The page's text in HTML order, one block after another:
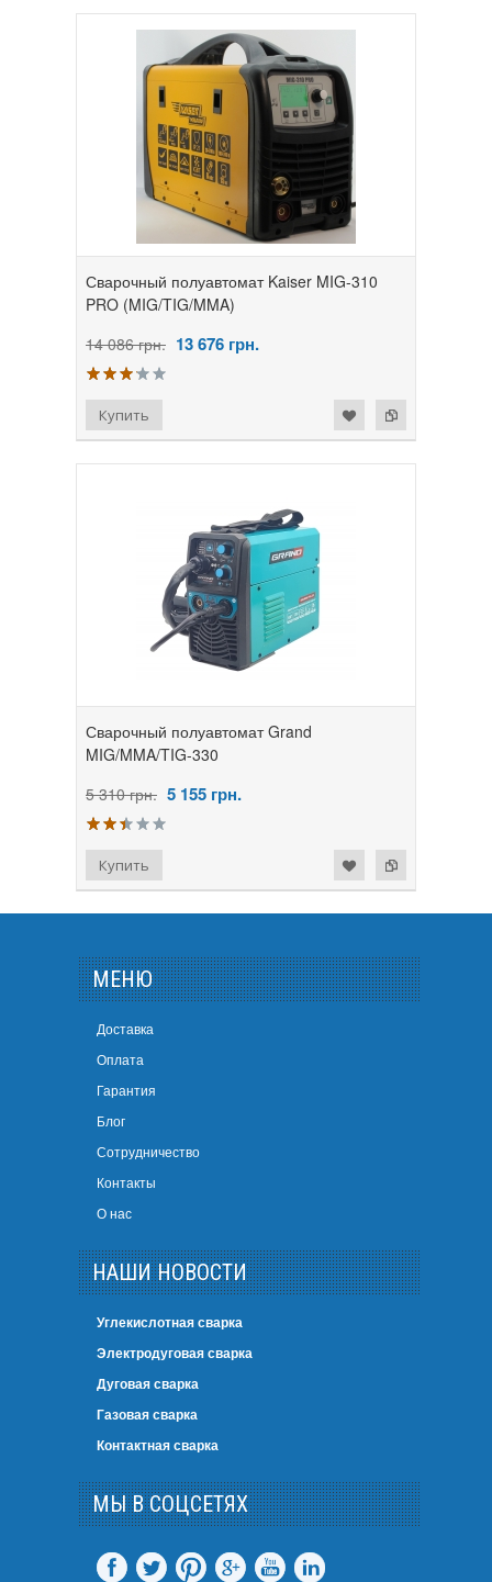
Сварочный полуавтомат Kaiser MIG-310
PRO (MIG/TIG/MMA)
14 086 грн. 13 676 грн.
Сварочный полуавтомат Grand
MIG/MMA/TIG-330
5 310 грн. 5 155 грн.
МЕНЮ
Доставка
Оплата
Гарантия
Блог
Сотрудничество
Контакты
О нас
НАШИ НОВОСТИ
Углекислотная сварка
Электродуговая сварка
Дуговая сварка
Газовая сварка
Контактная сварка
МЫ В СОЦСЕТЯХ